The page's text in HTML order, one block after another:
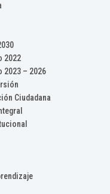
2022
2023 – 2026
Ciudadana